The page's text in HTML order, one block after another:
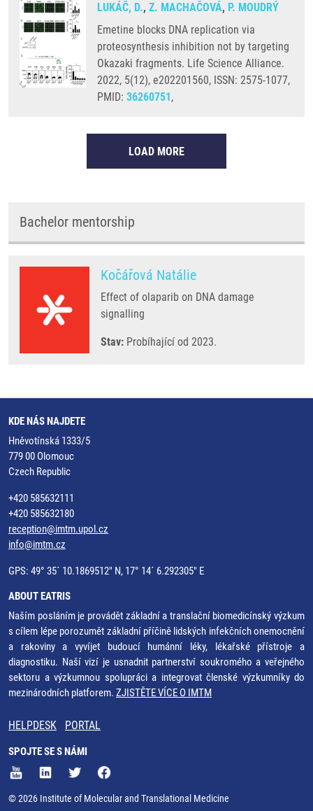
LUKÁČ, D., Z. MACHAČOVÁ, P. MOUDRÝ
Emetine blocks DNA replication via
proteosynthesis inhibition not by targeting
Okazaki fragments. Life Science Alliance.
2022, 5(12), e202201560, ISSN: 2575-1077,
PMID: 36260751,
LOAD MORE
Bachelor mentorship
Kočářová Natálie
Effect of olaparib on DNA damage
signalling
Stav: Probíhající od 2023.
KDE NÁS NAJDETE
Hněvotínská 1333/5
779 00 Olomouc
Czech Republic
+420 585632111
+420 585632180
reception@imtm.upol.cz
info@imtm.cz
GPS: 49° 35´ 10.1869512" N, 17° 14´ 6.292305" E
ABOUT EATRIS
Naším posláním je provádět základní a translační biomedicínský výzkum
s cílem lépe porozumět základní příčině lidských infekčních onemocnění
a rakoviny a vyvíjet budoucí humánní léky, lékařské přístroje a
diagnostiku. Naší vizí je usnadnit partnerství soukromého a veřejného
sektoru a výzkumnou spolupráci a integrovat členské výzkumníky do
mezinárodních platforem. ZJISTĚTE VÍCE O IMTM
HELPDESK PORTAL
SPOJTE SE S NÁMI
© 2026 Institute of Molecular and Translational Medicine